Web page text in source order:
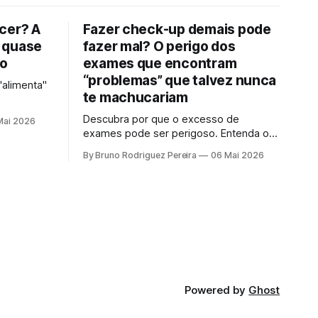
A
2026
Fazer check-up demais pode
fazer mal? O perigo dos
exames que encontram
“problemas” que talvez nunca
te machucariam
Descubra por que o excesso de
exames pode ser perigoso. Entenda o
"check-up inteligente" protege sua
By Bruno Rodriguez Pereira 06 Mai 2026
Powered by Ghost